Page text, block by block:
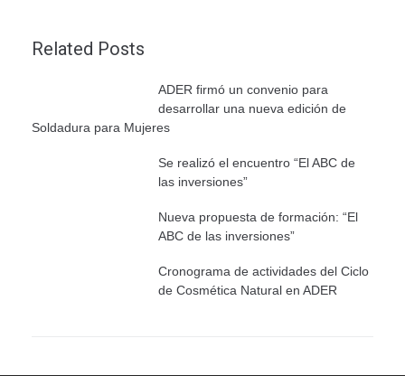
Related Posts
ADER firmó un convenio para
desarrollar una nueva edición de
Soldadura para Mujeres
Se realizó el encuentro “El ABC de
las inversiones”
Nueva propuesta de formación: “El
ABC de las inversiones”
Cronograma de actividades del Ciclo
de Cosmética Natural en ADER